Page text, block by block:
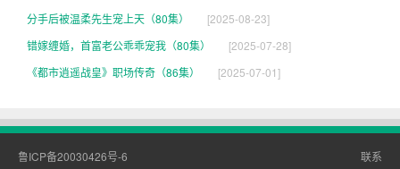
细活，那叫一个细心。
这双生荣耀，那生意是越来越红火。大伙儿都抢着
买他们家的农产品，那可是供不应求啊。大壮和小
说，这俩人就是村里的骄傲，是咱村子的双生荣
分手后被温柔先生宠上天（80集）
[2025-08-23]
错嫁缠婚，首富老公乖乖宠我（80集）
[2025-07-28]
《都市逍遥战皇》职场传奇（86集）
[2025-07-01]
鲁ICP备20030426号-6 联系